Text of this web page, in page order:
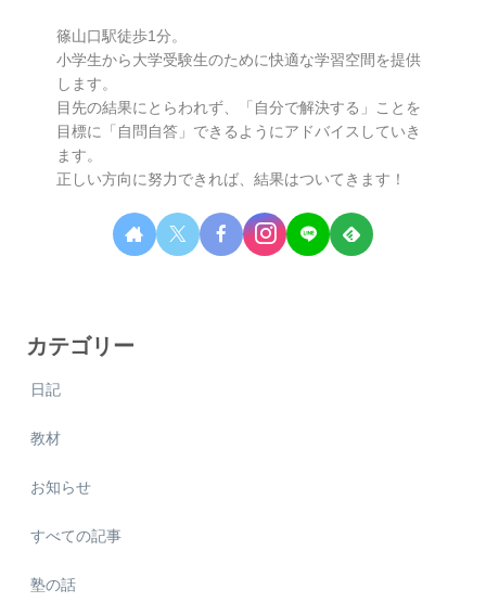
篠山口駅徒歩1分。
小学生から大学受験生のために快適な学習空間を提供
します。
目先の結果にとらわれず、「自分で解決する」ことを
目標に「自問自答」できるようにアドバイスしていき
ます。
正しい方向に努力できれば、結果はついてきます！
カテゴリー
日記
教材
お知らせ
すべての記事
塾の話